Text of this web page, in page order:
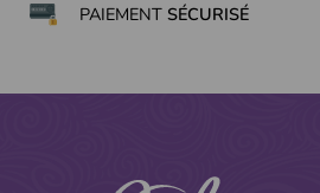
PAIEMENT SÉCURISÉ